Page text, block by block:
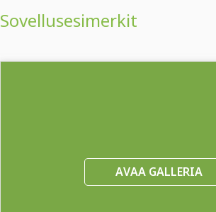
Sovellusesimerkit
AVAA GALLERIA